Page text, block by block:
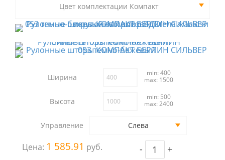
Цвет комплектации Компакт
Ширина
min: 400
max: 1500
Высота
min: 500
max: 2400
Управление Слева
Цена: 1 585.91 руб. - +